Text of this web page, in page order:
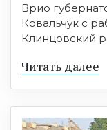
Врио
Ковальчук с
Клинцовский
Читать далее